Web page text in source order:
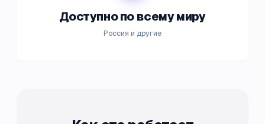
Доступно по всему миру
Россия и другие